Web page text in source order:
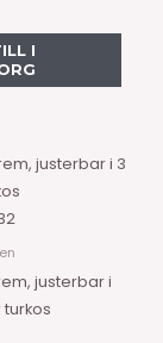
I
justerbar i